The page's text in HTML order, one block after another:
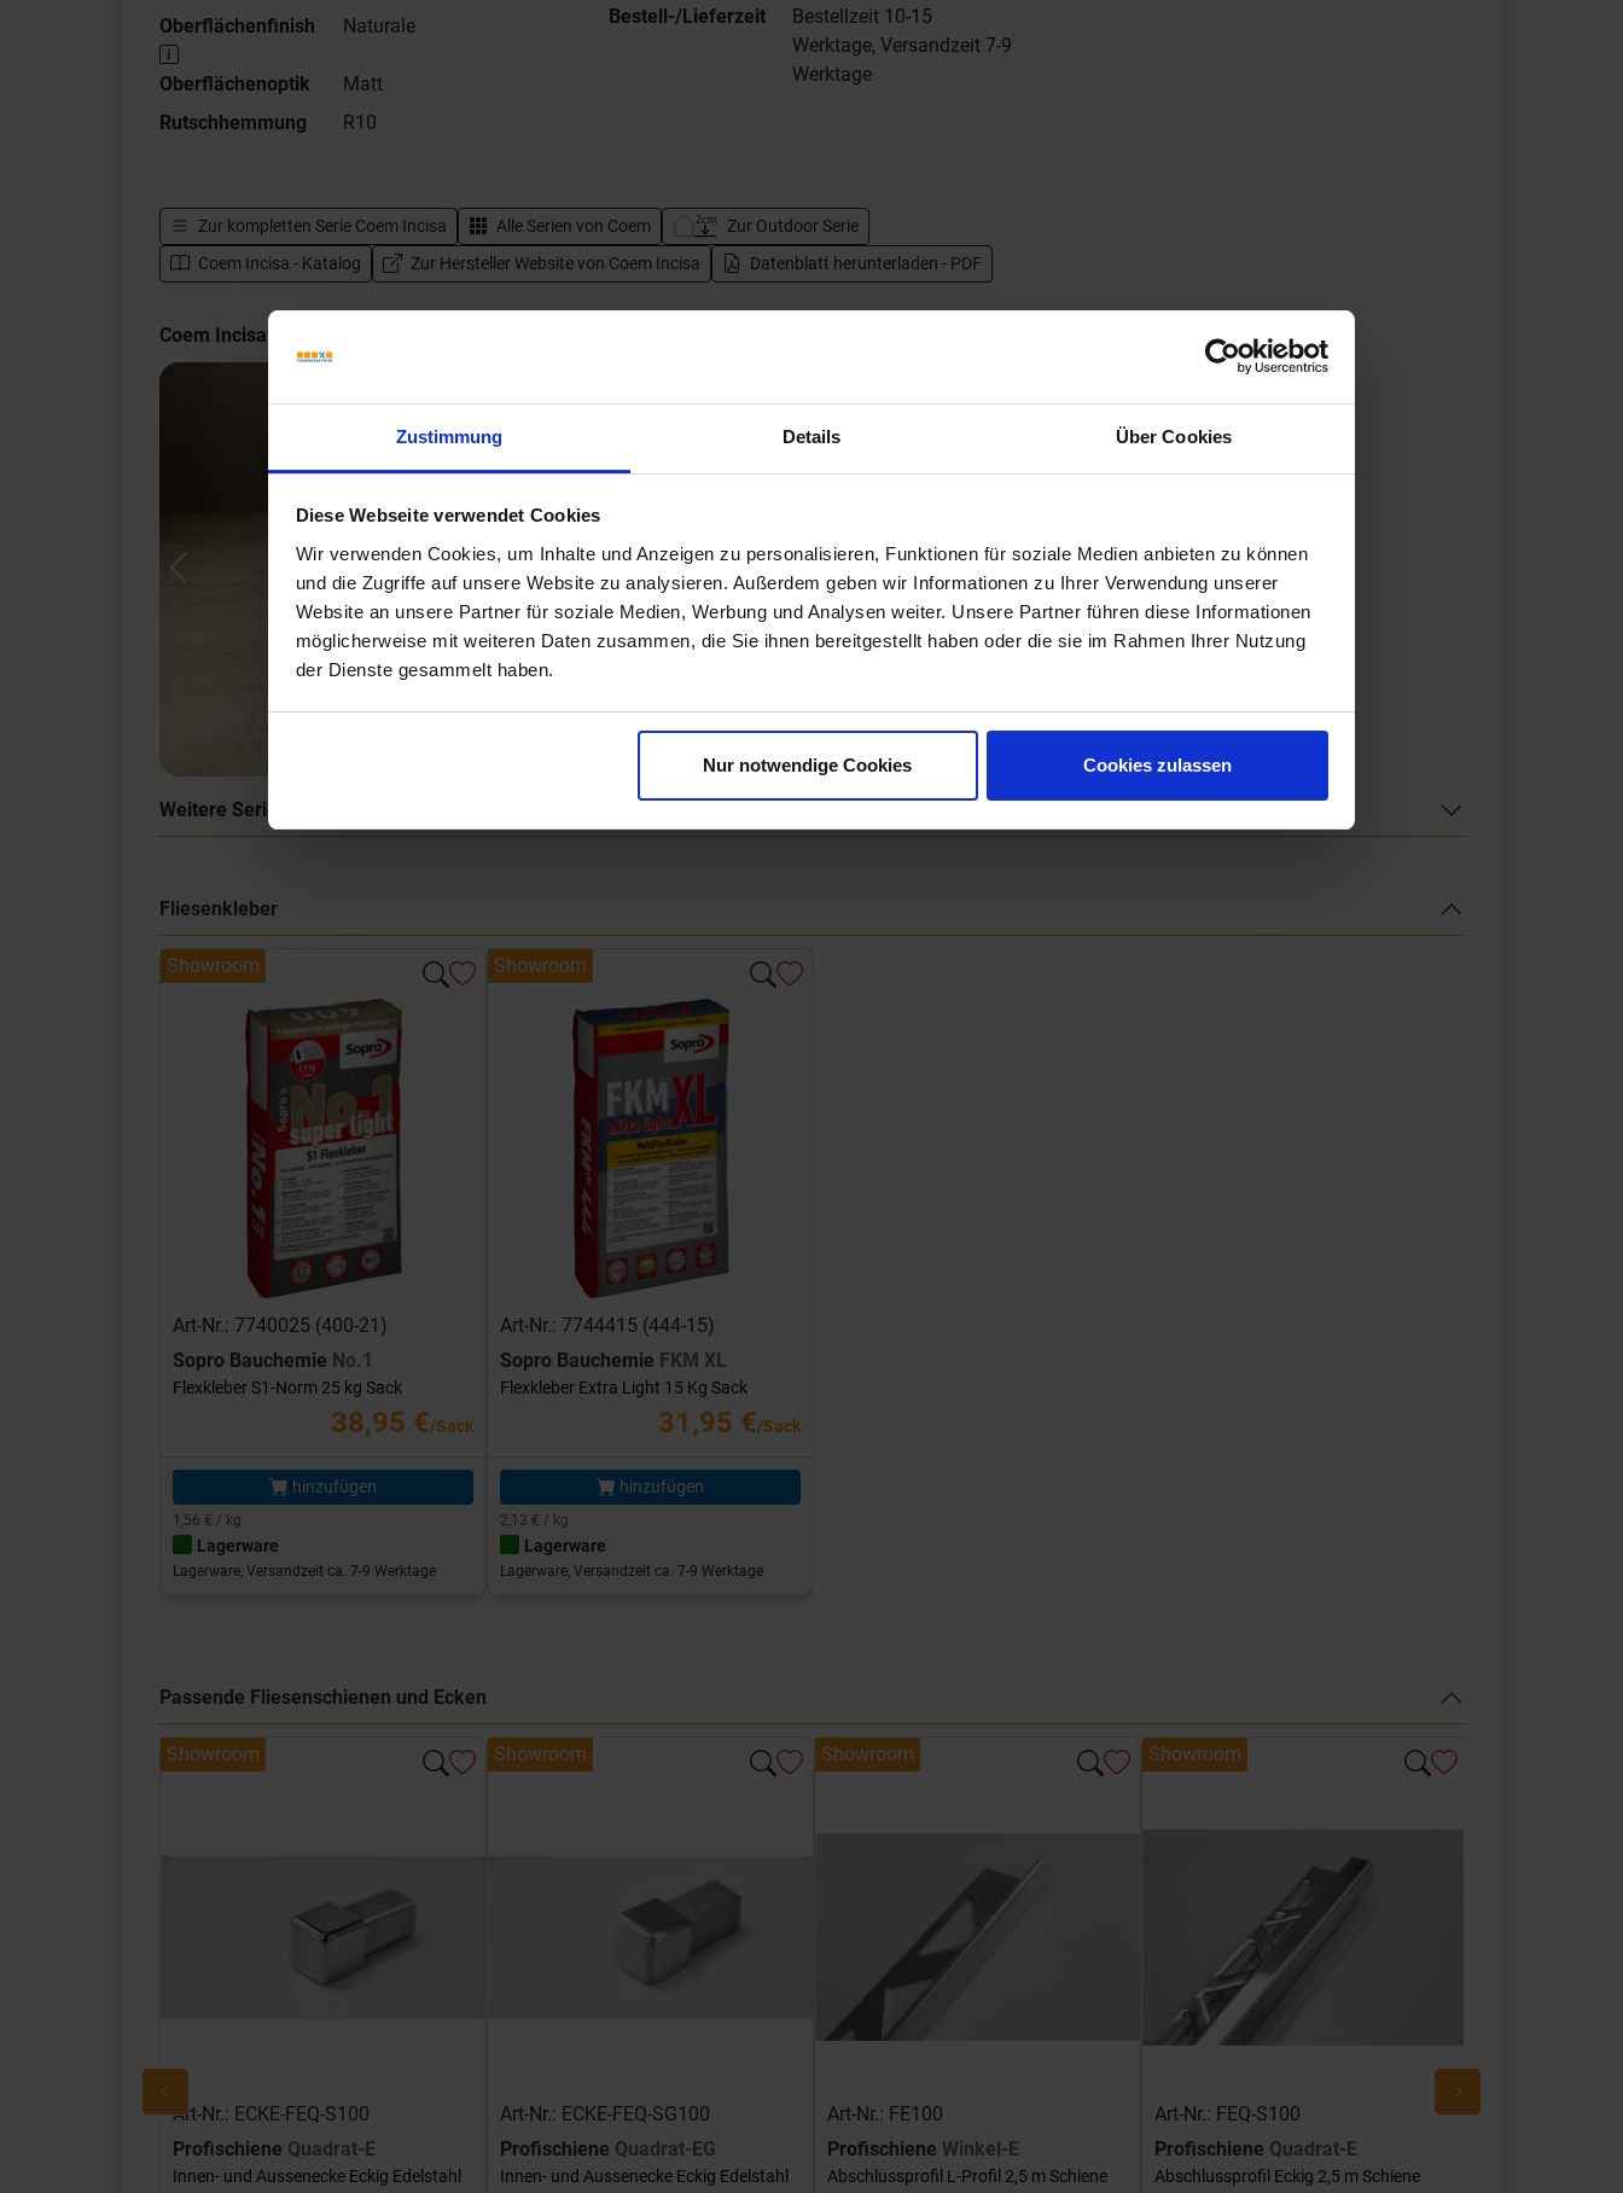
Zustimmung Details Über Cookies
Diese Webseite verwendet Cookies
Wir verwenden Cookies, um Inhalte und Anzeigen zu personalisieren, Funktionen für soziale Medien anbieten zu können
und die Zugriffe auf unsere Website zu analysieren. Außerdem geben wir Informationen zu Ihrer Verwendung unserer
Website an unsere Partner für soziale Medien, Werbung und Analysen weiter. Unsere Partner führen diese Informationen
möglicherweise mit weiteren Daten zusammen, die Sie ihnen bereitgestellt haben oder die sie im Rahmen Ihrer Nutzung
der Dienste gesammelt haben.
Nur notwendige Cookies Cookies zulassen
Oberflächenfinish
Naturale
Oberflächenoptik
Matt
Rutschhemmung
R10
Bestell-/Lieferzeit
Bestellzeit 10-15
Werktage, Versandzeit 7-9
Werktage
Zur kompletten Serie Coem Incisa Alle Serien von Coem
Zur Outdoor Serie
Coem Incisa - Katalog
Zur Hersteller Website von Coem Incisa Datenblatt herunterladen - PDF
Coem Incisa Impressionen
Previous Next
Weitere Serien von Coem
Fliesenkleber
Showroom
Art-Nr.: 7740025 (400-21)
Sopro Bauchemie No.1
Flexkleber S1-Norm 25 kg Sack
38,95 €/Sack
hinzufügen
1,56 € / kg
Lagerware
Lagerware, Versandzeit ca. 7-9 Werktage
Showroom
Art-Nr.: 7744415 (444-15)
Sopro Bauchemie FKM XL
Flexkleber Extra Light 15 Kg Sack
31,95 €/Sack
hinzufügen
2,13 € / kg
Lagerware
Lagerware, Versandzeit ca. 7-9 Werktage
Passende Fliesenschienen und Ecken
Showroom
Art-Nr.: ECKE-FEQ-S100
Profischiene Quadrat-E
Innen- und Aussenecke Eckig Edelstahl
Showroom
Art-Nr.: ECKE-FEQ-SG100
Profischiene Quadrat-EG
Innen- und Aussenecke Eckig Edelstahl
Showroom
Art-Nr.: FE100
Profischiene Winkel-E
Abschlussprofil L-Profil 2,5 m Schiene
Showroom
Art-Nr.: FEQ-S100
Profischiene Quadrat-E
Abschlussprofil Eckig 2,5 m Schiene